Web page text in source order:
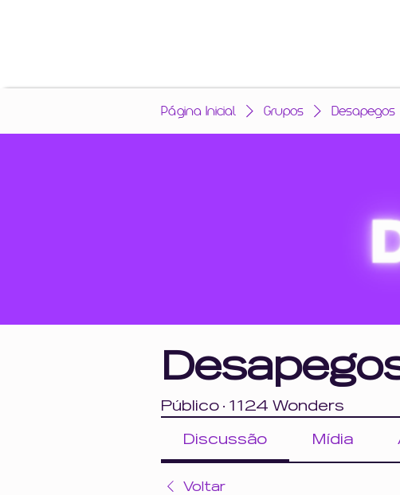
Página Inicial Grupos Desapegos
Público · 1124 Wonders
Discussão Mídia
Voltar